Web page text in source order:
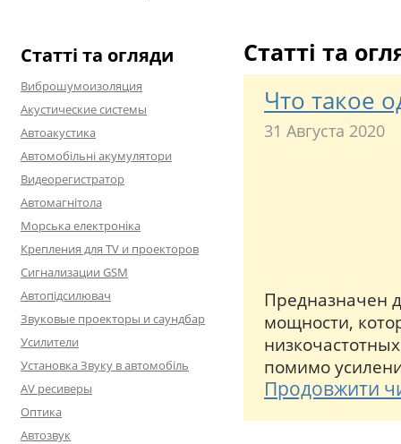
Статті та огляди
Виброшумоизоляция
Акустические системы
Автоакустика
Автомобільні акумулятори
Видеорегистратор
Автомагнітола
Морська електроніка
Крепления для TV и проекторов
Сигнализации GSM
Автопідсилювач
Звуковые проекторы и саундбар
Усилители
Установка Звуку в автомобіль
AV ресиверы
Оптика
Автозвук
Статті та
Что такое
31 Августа 2020
Предназначен
мощности,
помимо
Продовжити